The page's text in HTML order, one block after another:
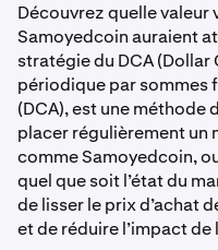
Découvrez quelle valeur
Samoyedcoin auraient
stratégie du DCA (Dollar
périodique par sommes
(DCA), est une méthode
placer régulièrement un
comme Samoyedcoin,
quel que soit l’état du
de lisser le prix d’achat
et de réduire l’impact